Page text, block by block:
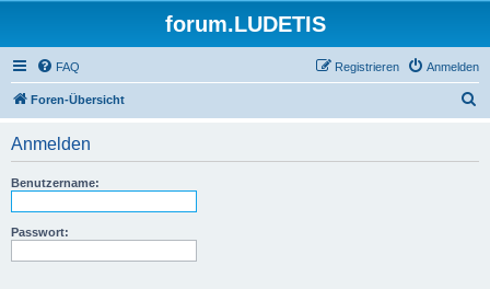
forum.LUDETIS
FAQ Anmelden
Registrieren
Foren-Übersicht
Anmelden
Benutzername:
Passwort: